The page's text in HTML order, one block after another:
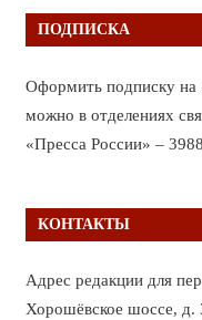
ПОДПИСКА
Оформить подписку на
можно в отделениях
«Пресса России» –
КОНТАКТЫ
Адрес редакции для
Хорошёвское шоссе, д.